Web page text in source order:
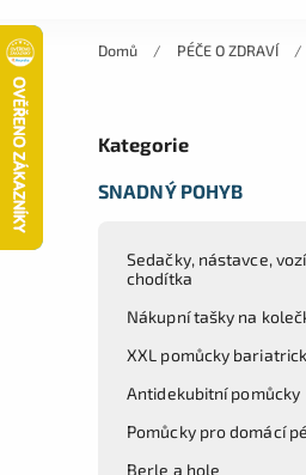
Domů / PÉČE O ZDRAVÍ /
Kategorie
SNADNÝ POHYB
Sedačky, nástavce,
chodítka
Nákupní tašky na
XXL pomůcky
Antidekubitní pomůcky
Pomůcky pro domácí
Berle a hole